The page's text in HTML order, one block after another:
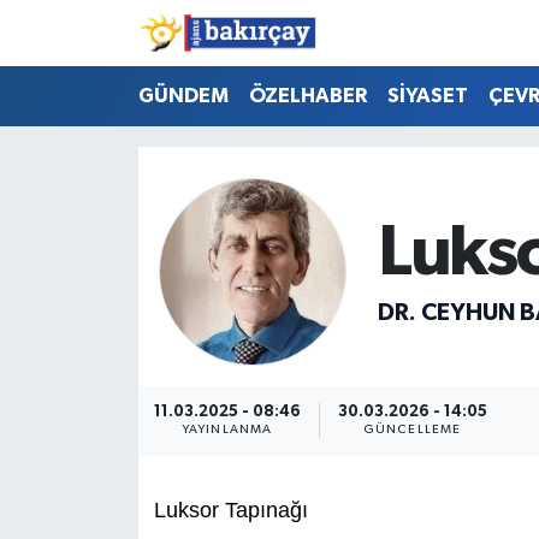
GÜNDEM ÖZELHABER SİYASET
DR. CEYHUN
11.03.2025 - 08:46
YAYINLANMA
30.03.2026 - 14:05
GÜNCELLEME
Luksor Tapınağı
İzmir Nöbetçi Eczaneler
İzmir Namaz Vakitleri
İzmir Trafik Yoğunluk Haritası
Süper Lig Puan Durumu ve Fikstür
Haber Arşivi